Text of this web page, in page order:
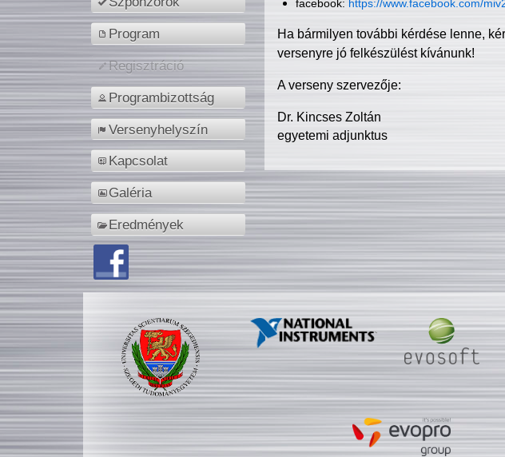
Program
Regisztráció
Programbizottság
Versenyhelyszín
Kapcsolat
Galéria
Eredmények
facebook: https://www.facebook.com/
Ha bármilyen további kérdése lenne,
versenyre jó felkészülést kívánunk!
A verseny szervezője:
Dr. Kincses Zoltán
egyetemi adjunktus